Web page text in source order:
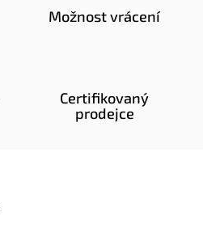
Možnost vrácení
Certifikovaný
prodejce